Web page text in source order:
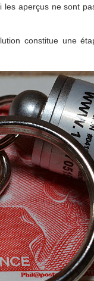
aperçus ne sont
constitue une